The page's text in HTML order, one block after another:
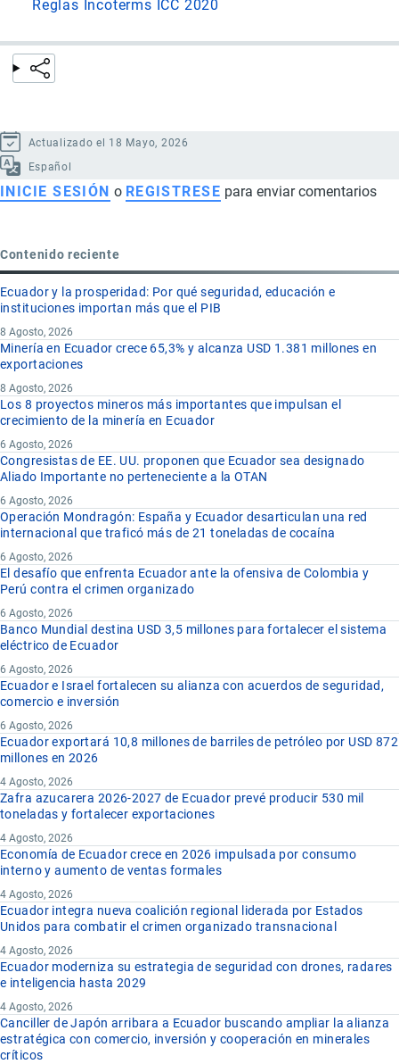
Reglas Incoterms ICC 2020
Actualizado el 18 Mayo, 2026
Español
INICIE SESIÓN o REGISTRESE para enviar comentarios
Contenido reciente
Ecuador y la prosperidad: Por qué seguridad, educación e
instituciones importan más que el PIB
8 Agosto, 2026
Minería en Ecuador crece 65,3% y alcanza USD 1.381 millones en
exportaciones
8 Agosto, 2026
Los 8 proyectos mineros más importantes que impulsan el
crecimiento de la minería en Ecuador
6 Agosto, 2026
Congresistas de EE. UU. proponen que Ecuador sea designado
Aliado Importante no perteneciente a la OTAN
6 Agosto, 2026
Operación Mondragón: España y Ecuador desarticulan una red
internacional que traficó más de 21 toneladas de cocaína
6 Agosto, 2026
El desafío que enfrenta Ecuador ante la ofensiva de Colombia y
Perú contra el crimen organizado
6 Agosto, 2026
Banco Mundial destina USD 3,5 millones para fortalecer el sistema
eléctrico de Ecuador
6 Agosto, 2026
Ecuador e Israel fortalecen su alianza con acuerdos de seguridad,
comercio e inversión
6 Agosto, 2026
Ecuador exportará 10,8 millones de barriles de petróleo por USD 872
millones en 2026
4 Agosto, 2026
Zafra azucarera 2026-2027 de Ecuador prevé producir 530 mil
toneladas y fortalecer exportaciones
4 Agosto, 2026
Economía de Ecuador crece en 2026 impulsada por consumo
interno y aumento de ventas formales
4 Agosto, 2026
Ecuador integra nueva coalición regional liderada por Estados
Unidos para combatir el crimen organizado transnacional
4 Agosto, 2026
Ecuador moderniza su estrategia de seguridad con drones, radares
e inteligencia hasta 2029
4 Agosto, 2026
Canciller de Japón arribara a Ecuador buscando ampliar la alianza
estratégica con comercio, inversión y cooperación en minerales
críticos